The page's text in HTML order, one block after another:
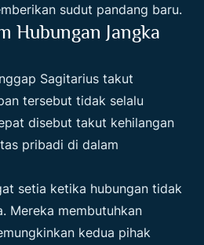
sudut pandang baru.
Hubungan Jangka
Sagitarius takut
tersebut tidak selalu
disebut takut kehilangan
pribadi di dalam
setia ketika hubungan tidak
Mereka membutuhkan
kedua pihak